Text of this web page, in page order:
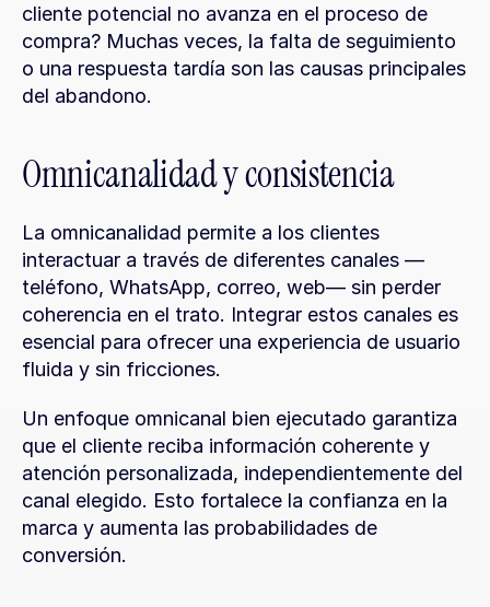
cliente potencial no avanza en el proceso de
compra? Muchas veces, la falta de seguimiento
o una respuesta tardía son las causas principales
del abandono.
Omnicanalidad y consistencia
La omnicanalidad permite a los clientes
interactuar a través de diferentes canales —
teléfono, WhatsApp, correo, web— sin perder
coherencia en el trato. Integrar estos canales es
esencial para ofrecer una experiencia de usuario
fluida y sin fricciones.
Un enfoque omnicanal bien ejecutado garantiza
que el cliente reciba información coherente y
atención personalizada, independientemente del
canal elegido. Esto fortalece la confianza en la
marca y aumenta las probabilidades de
conversión.